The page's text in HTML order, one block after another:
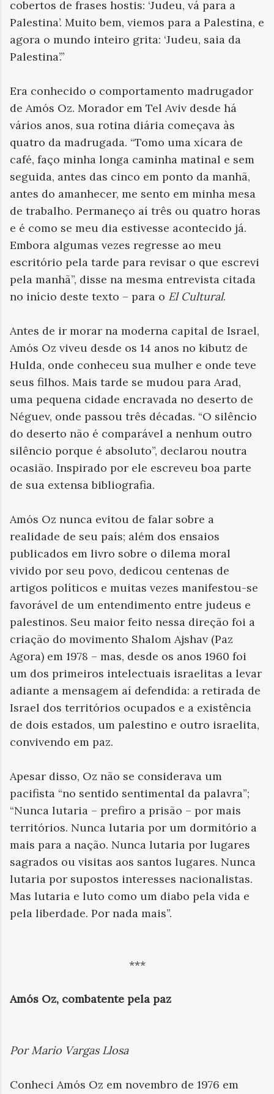
cobertos de frases hostis: ‘Judeu, vá para a
Palestina’. Muito bem, viemos para a Palestina, e
agora o mundo inteiro grita: ‘Judeu, saia da
Palestina’.”
Era conhecido o comportamento madrugador
de Amós Oz. Morador em Tel Aviv desde há
vários anos, sua rotina diária começava às
quatro da madrugada. “Tomo uma xícara de
café, faço minha longa caminha matinal e sem
seguida, antes das cinco em ponto da manhã,
antes do amanhecer, me sento em minha mesa
de trabalho. Permaneço aí três ou quatro horas
e é como se meu dia estivesse acontecido já.
Embora algumas vezes regresse ao meu
escritório pela tarde para revisar o que escrevi
pela manhã”, disse na mesma entrevista citada
no início deste texto – para o El Cultural.
Antes de ir morar na moderna capital de Israel,
Amós Oz viveu desde os 14 anos no kibutz de
Hulda, onde conheceu sua mulher e onde teve
seus filhos. Mais tarde se mudou para Arad,
uma pequena cidade encravada no deserto de
Néguev, onde passou três décadas. “O silêncio
do deserto não é comparável a nenhum outro
silêncio porque é absoluto”, declarou noutra
ocasião. Inspirado por ele escreveu boa parte
de sua extensa bibliografia.
Amós Oz nunca evitou de falar sobre a
realidade de seu país; além dos ensaios
publicados em livro sobre o dilema moral
vivido por seu povo, dedicou centenas de
artigos políticos e muitas vezes manifestou-se
favorável de um entendimento entre judeus e
palestinos. Seu maior feito nessa direção foi a
criação do movimento Shalom Ajshav (Paz
Agora) em 1978 – mas, desde os anos 1960 foi
um dos primeiros intelectuais israelitas a levar
adiante a mensagem aí defendida: a retirada de
Israel dos territórios ocupados e a existência
de dois estados, um palestino e outro israelita,
convivendo em paz.
Apesar disso, Oz não se considerava um
pacifista “no sentido sentimental da palavra”;
“Nunca lutaria – prefiro a prisão – por mais
territórios. Nunca lutaria por um dormitório a
mais para a nação. Nunca lutaria por lugares
sagrados ou visitas aos santos lugares. Nunca
lutaria por supostos interesses nacionalistas.
Mas lutaria e luto como um diabo pela vida e
pela liberdade. Por nada mais”.
***
Amós Oz, combatente pela paz
Por Mario Vargas Llosa
Conheci Amós Oz em novembro de 1976 em